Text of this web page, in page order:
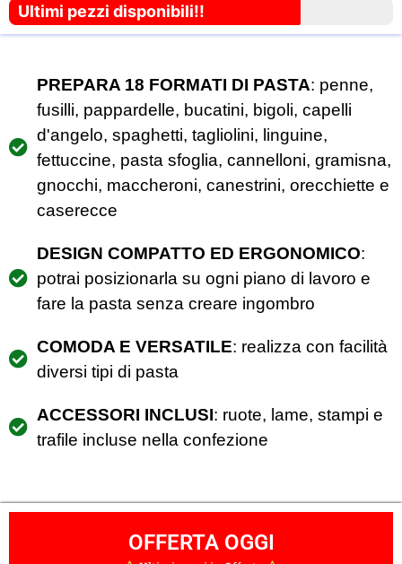
Ultimi pezzi disponibili!!
PREPARA 18 FORMATI DI PASTA: penne,
fusilli, pappardelle, bucatini, bigoli, capelli
d'angelo, spaghetti, tagliolini, linguine,
fettuccine, pasta sfoglia, cannelloni, gramisna,
gnocchi, maccheroni, canestrini, orecchiette e
caserecce
DESIGN COMPATTO ED ERGONOMICO:
potrai posizionarla su ogni piano di lavoro e
fare la pasta senza creare ingombro
COMODA E VERSATILE: realizza con facilità
diversi tipi di pasta
ACCESSORI INCLUSI: ruote, lame, stampi e
trafile incluse nella confezione
OFFERTA OGGI